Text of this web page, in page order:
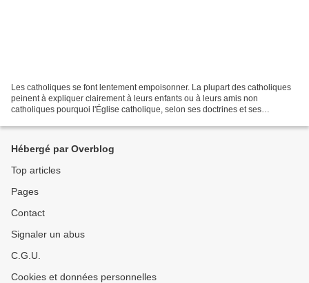
Les catholiques se font lentement empoisonner. La plupart des catholiques
peinent à expliquer clairement à leurs enfants ou à leurs amis non
catholiques pourquoi l'Église catholique, selon ses doctrines et ses
Hébergé par Overblog
Top articles
Pages
Contact
Signaler un abus
C.G.U.
Cookies et données personnelles